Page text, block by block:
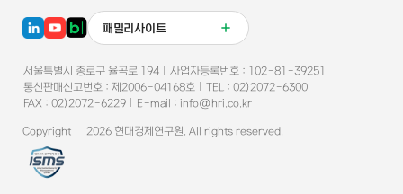
패밀리사이트
서울특별시 종로구 율곡로 194 사업자등록번호 : 102-81-39251
통신판매신고번호 : 제2006-04168호 TEL : 02)2072-6300
FAX : 02)2072-6229 E-mail : info@hri.co.kr
Copyright © 2026 현대경제연구원 . All rights reserved.